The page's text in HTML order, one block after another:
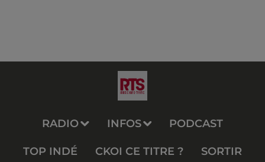
RADIO INFOS PODCAST
TOP INDÉ CKOI CE TITRE ? SORTIR